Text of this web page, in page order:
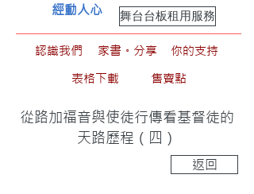
舞台台板租用服務
經動人心
認識我們 家書。分享
你的支持
表格下載
售賣點
從路加福音與使徒行傳看基督徒的
天路歷程（四）
返回